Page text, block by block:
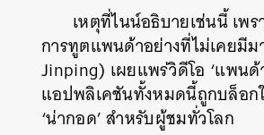
เหตุที่ไนน์อธิบายเช่นนี้ เพ
การทูตแพนด้าอย่างที่ไม่เคยมี
Jinping) เผยแพร่วิดีโอ ‘แพน
แอปพลิเคชันทั้งหมดนี้ถูกบล็อก
‘น่ากอด’ สำหรับผู้ชมทั่วโลก